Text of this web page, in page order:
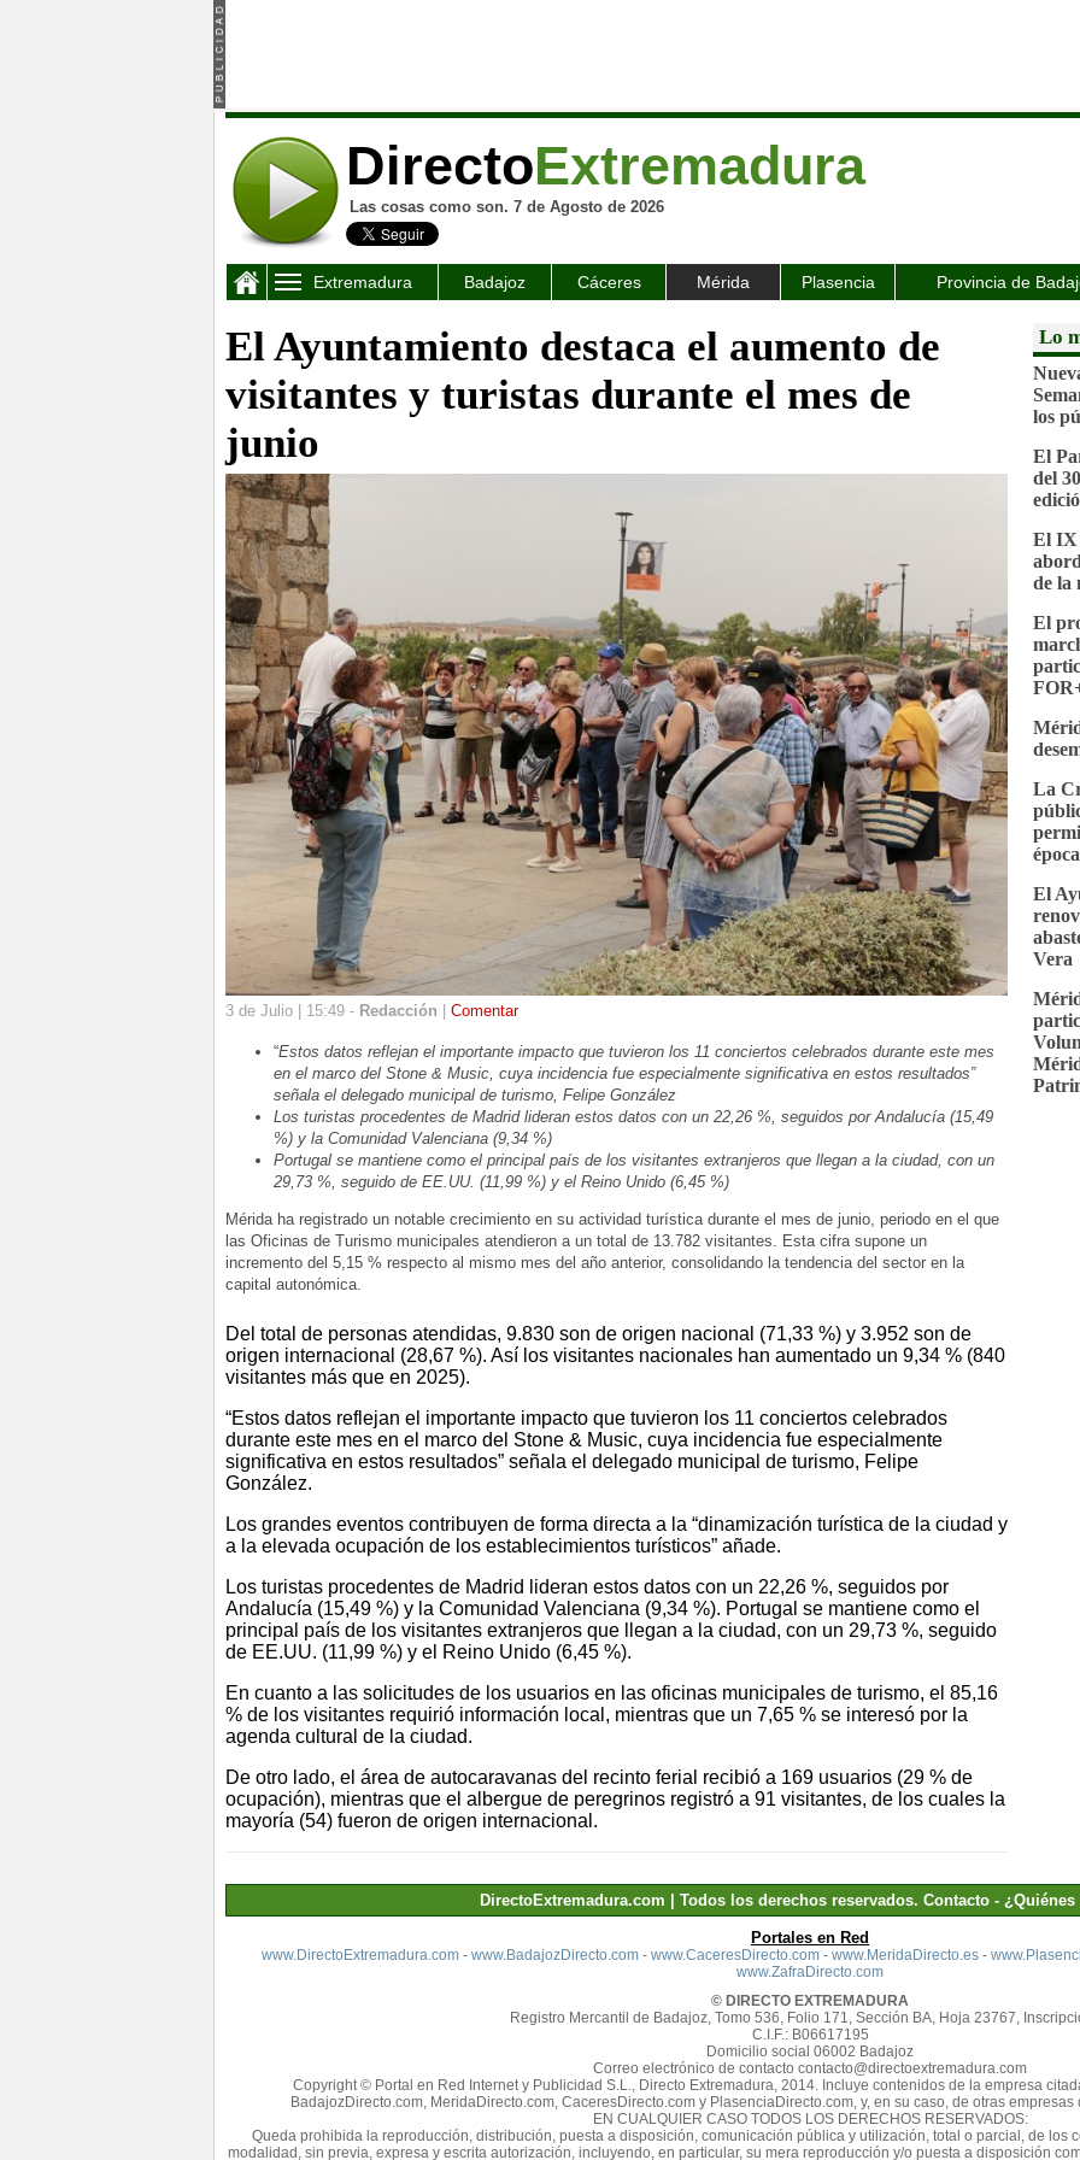
DirectoExtremadura
Las cosas como son. 7 de Agosto de 2026
Extremadura Badajoz Cáceres Mérida Plasencia Provincia de
El Ayuntamiento destaca el aumento de
visitantes y turistas durante el mes de
junio
3 de Julio | 15:49 - Redacción | Comentar
“Estos datos reflejan el importante impacto que tuvieron los 11 conciertos celebrados durante este mes
en el marco del Stone & Music, cuya incidencia fue especialmente significativa en estos resultados”
señala el delegado municipal de turismo, Felipe González
Los turistas procedentes de Madrid lideran estos datos con un 22,26 %, seguidos por Andalucía (15,49
%) y la Comunidad Valenciana (9,34 %)
Portugal se mantiene como el principal país de los visitantes extranjeros que llegan a la ciudad, con un
29,73 %, seguido de EE.UU. (11,99 %) y el Reino Unido (6,45 %)
Mérida ha registrado un notable crecimiento en su actividad turística durante el mes de junio, periodo en el que
las Oficinas de Turismo municipales atendieron a un total de 13.782 visitantes. Esta cifra supone un
incremento del 5,15 % respecto al mismo mes del año anterior, consolidando la tendencia del sector en la
capital autonómica.
Del total de personas atendidas, 9.830 son de origen nacional (71,33 %) y 3.952 son de
origen internacional (28,67 %). Así los visitantes nacionales han aumentado un 9,34 % (840
visitantes más que en 2025).
“Estos datos reflejan el importante impacto que tuvieron los 11 conciertos celebrados
durante este mes en el marco del Stone & Music, cuya incidencia fue especialmente
significativa en estos resultados” señala el delegado municipal de turismo, Felipe
González.
Los grandes eventos contribuyen de forma directa a la “dinamización turística de la ciudad y
a la elevada ocupación de los establecimientos turísticos” añade.
Los turistas procedentes de Madrid lideran estos datos con un 22,26 %, seguidos por
Andalucía (15,49 %) y la Comunidad Valenciana (9,34 %). Portugal se mantiene como el
principal país de los visitantes extranjeros que llegan a la ciudad, con un 29,73 %, seguido
de EE.UU. (11,99 %) y el Reino Unido (6,45 %).
En cuanto a las solicitudes de los usuarios en las oficinas municipales de turismo, el 85,16
% de los visitantes requirió información local, mientras que un 7,65 % se interesó por la
agenda cultural de la ciudad.
De otro lado, el área de autocaravanas del recinto ferial recibió a 169 usuarios (29 % de
ocupación), mientras que el albergue de peregrinos registró a 91 visitantes, de los cuales la
mayoría (54) fueron de origen internacional.
Lo
los
El
del
El IX
de la
El
La
El
Vera
DirectoExtremadura.com | Todos los derechos reservados. Contacto -
Portales en Red
www.DirectoExtremadura.com- www.BadajozDirecto.com- www.CaceresDirecto.com- www.MeridaDirecto.es-
www.ZafraDirecto.com
© DIRECTO EXTREMADURA
Registro Mercantil de Badajoz, Tomo 536, Folio 171, Sección BA, Hoja 23767,
C.I.F.: B06617195
Domicilio social 06002 Badajoz
Correo electrónico de contacto contacto@directoextremadura.com
Copyright © Portal en Red Internet y Publicidad S.L., Directo Extremadura, 2014. Incluye contenidos de la empresa
BadajozDirecto.com, MeridaDirecto.com, CaceresDirecto.com y PlasenciaDirecto.com, y, en su caso, de otras
EN CUALQUIER CASO TODOS LOS DERECHOS RESERVADOS:
Queda prohibida la reproducción, distribución, puesta a disposición, comunicación pública y utilización, total o parcial, de los
modalidad, sin previa, expresa y escrita autorización, incluyendo, en particular, su mera reproducción y/o puesta a disposición